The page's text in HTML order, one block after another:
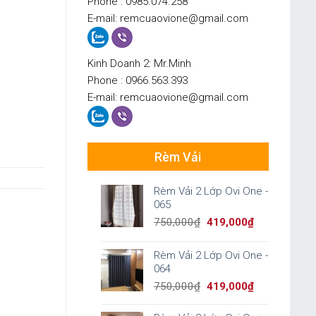
E-mail: remcuaovione@gmail.com
Kinh Doanh 2: Mr.Minh
Phone : 0966.563.393
E-mail: remcuaovione@gmail.com
Rèm Vải
Rèm Vải 2 Lớp Ovi One -
065
750,000₫ Original
was:
750,000₫.
419,000₫Current
Rèm Vải 2 Lớp Ovi One -
064
750,000₫ Original
419,000₫Current